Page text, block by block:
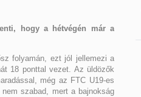
hogy a hétvégén már a
folyamán, ezt jól jellemezi a
18 ponttal vezet. Az üldözők
még az FTC U19-es
szabad, mert a bajnokság